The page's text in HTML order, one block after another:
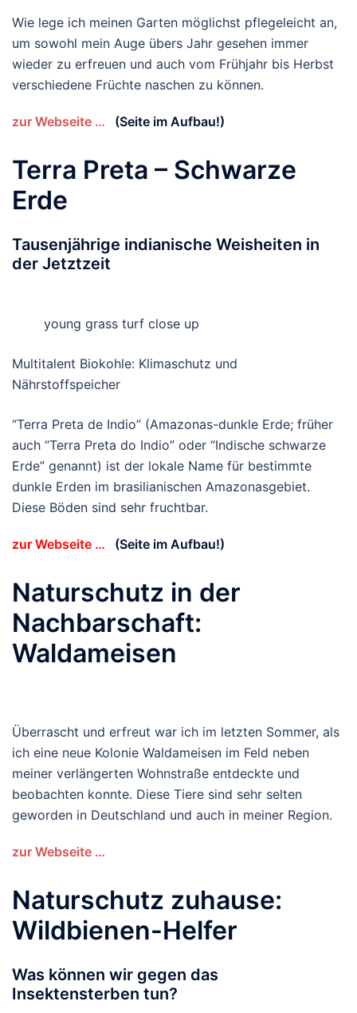
Wie lege ich meinen Garten möglichst pflegeleicht an,
um sowohl mein Auge übers Jahr gesehen immer
wieder zu erfreuen und auch vom Frühjahr bis Herbst
verschiedene Früchte naschen zu können.
zur Webseite … (Seite im Aufbau!)
Terra Preta – Schwarze
Erde
Tausenjährige indianische Weisheiten in
der Jetztzeit
young grass turf close up
Multitalent Biokohle: Klimaschutz und
Nährstoffspeicher
“Terra Preta de Indio” (Amazonas-dunkle Erde; früher
auch “Terra Preta do Indio” oder “Indische schwarze
Erde” genannt) ist der lokale Name für bestimmte
dunkle Erden im brasilianischen Amazonasgebiet.
Diese Böden sind sehr fruchtbar.
zur Webseite … (Seite im Aufbau!)
Naturschutz in der
Nachbarschaft:
Waldameisen
Überrascht und erfreut war ich im letzten Sommer, als
ich eine neue Kolonie Waldameisen im Feld neben
meiner verlängerten Wohnstraße entdeckte und
beobachten konnte. Diese Tiere sind sehr selten
geworden in Deutschland und auch in meiner Region.
zur Webseite …
Naturschutz zuhause:
Wildbienen-Helfer
Was können wir gegen das
Insektensterben tun?